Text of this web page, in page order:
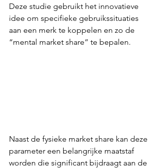
Deze studie gebruikt het innovatieve
idee om specifieke gebruikssituaties
aan een merk te koppelen en zo de
“mental market share” te bepalen.
Naast de fysieke market share kan deze
parameter een belangrijke maatstaf
worden die significant bijdraagt aan de